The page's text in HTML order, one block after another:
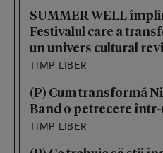
SUMMER WELL
Festivalul care a
un univers cultural
TIMP LIBER
(P) Cum transformă
Band o petrecere
TIMP LIBER